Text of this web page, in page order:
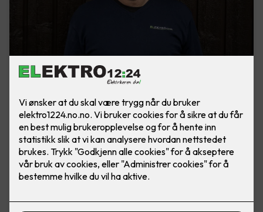
Frode Widme
Daglig leder